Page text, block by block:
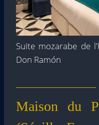
Suite mozarabe de
Don Ramón
Maison du